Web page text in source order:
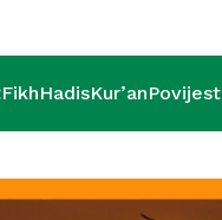
FikhHadisKur’anPovijest